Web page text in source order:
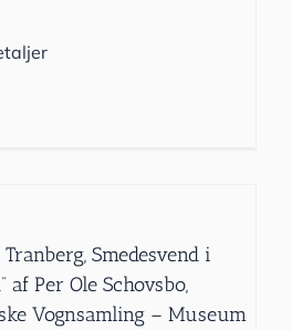
Smedesvend i
af Per Ole Schovsbo,
Vognsamling – Museum